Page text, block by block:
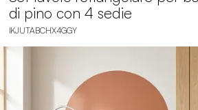
di pino con 4 sedie
IKJUTABCHX4GGY